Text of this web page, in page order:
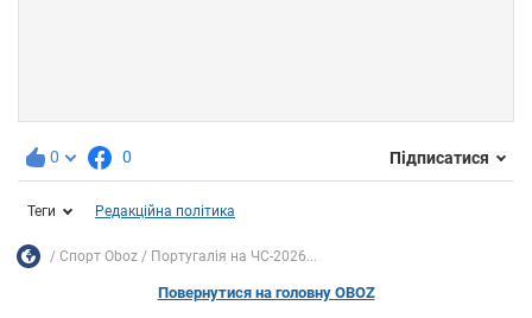
0 0 Підписатися
Теги Редакційна політика
Спорт Oboz Португалія на ЧС-2026...
Повернутися на головну OBOZ